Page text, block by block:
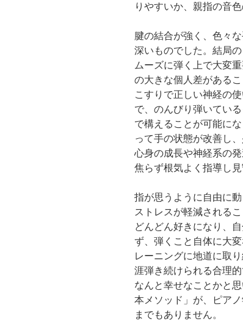
りやすいか、親指の音
腱の結合が強く、色々
深いものでした。結局
ムーズに弾く上で大変
の大きな個人差がある
こすりで正しい神経の
で、のんびり弾いてい
で構えることが可能に
って手の状態が改善し
心身の成長や神経系の
焦らず根気よく指導し
指が思うように自由に
ストレスが軽減される
どんどん好きになり、
ず、弾くこと自体に大
レーニングに地道に取
涯弾き続けられる合理
なんと幸せなことかと
本メソッド」が、ピア
までもありません。